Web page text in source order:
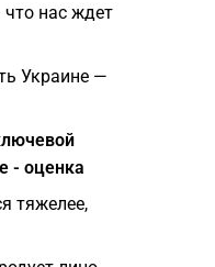
что нас ждет
Украине —
- оценка
тяжелее,